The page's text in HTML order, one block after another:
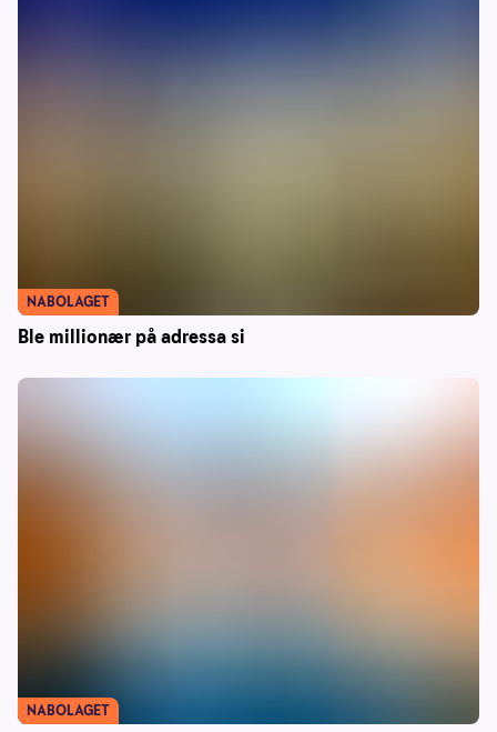
Ble millionær på adressa si
NABOLAGET
NABOLAGET